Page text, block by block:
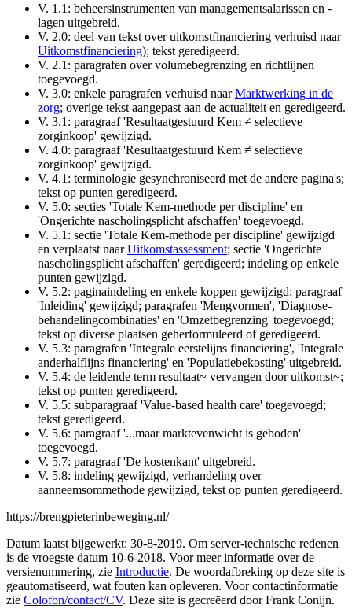
V. 1.1: beheersinstrumenten van managementsalarissen en -
lagen uitgebreid.
V. 2.0: deel van tekst over uitkomstfinanciering verhuisd naar
Uitkomstfinanciering); tekst geredigeerd.
V. 2.1: paragrafen over volumebegrenzing en richtlijnen
toegevoegd.
V. 3.0: enkele paragrafen verhuisd naarMarktwerking in de
zorg; overige tekst aangepast aan de actualiteit en geredigeerd.
V. 3.1: paragraaf 'Resultaatgestuurd Kem ≠ selectieve
zorginkoop' gewijzigd.
V. 4.0: paragraaf 'Resultaatgestuurd Kem ≠ selectieve
zorginkoop' gewijzigd.
V. 4.1: terminologie gesynchroniseerd met de andere pagina's;
tekst op punten geredigeerd.
V. 5.0: secties 'Totale Kem-methode per discipline' en
'Ongerichte nascholingsplicht afschaffen' toegevoegd.
V. 5.1: sectie 'Totale Kem-methode per discipline' gewijzigd
en verplaatst naarUitkomstassessment; sectie 'Ongerichte
nascholingsplicht afschaffen' geredigeerd; indeling op enkele
punten gewijzigd.
V. 5.2: paginaindeling en enkele koppen gewijzigd; paragraaf
'Inleiding' gewijzigd; paragrafen 'Mengvormen', 'Diagnose-
behandelingcombinaties' en 'Omzetbegrenzing' toegevoegd;
tekst op diverse plaatsen geherformuleerd of geredigeerd.
V. 5.3: paragrafen 'Integrale eerstelijns financiering', 'Integrale
anderhalflijns financiering' en 'Populatiebekosting' uitgebreid.
V. 5.4: de leidende term resultaat~ vervangen door uitkomst~;
tekst op punten geredigeerd.
V. 5.5: subparagraaf 'Value-based health care' toegevoegd;
tekst geredigeerd.
V. 5.6: paragraaf '...maar marktevenwicht is geboden'
toegevoegd.
V. 5.7: paragraaf 'De kostenkant' uitgebreid.
V. 5.8: indeling gewijzigd, verhandeling over
aanneemsommethode gewijzigd, tekst op punten geredigeerd.
https://brengpieterinbeweging.nl/
Datum laatst bijgewerkt: 30-8-2019. Om server-technische redenen
is de vroegste datum 10-6-2018. Voor meer informatie over de
versienummering, zie Introductie. De woordafbreking op deze site is
geautomatiseerd, wat fouten kan opleveren. Voor contactinformatie
zie Colofon/contact/CV. Deze site is gecreëerd door Frank Conijn.